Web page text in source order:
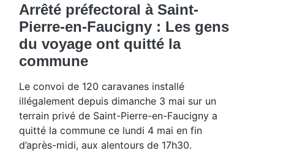
Arrêté préfectoral à Saint-
Pierre-en-Faucigny : Les gens
du voyage ont quitté la
commune
Le convoi de 120 caravanes installé
illégalement depuis dimanche 3 mai sur un
terrain privé de Saint-Pierre-en-Faucigny a
quitté la commune ce lundi 4 mai en fin
d’après-midi, aux alentours de 17h30.